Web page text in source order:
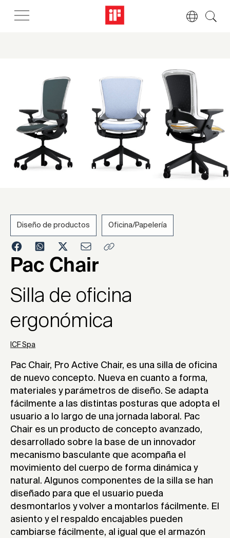
Diseño de productos Oficina/Papelería
Pac Chair
Silla de oficina
ergonómica
ICF Spa
Pac Chair, Pro Active Chair, es una silla de oficina
de nuevo concepto. Nueva en cuanto a forma,
materiales y parámetros de diseño. Se adapta
fácilmente a las distintas posturas que adopta el
usuario a lo largo de una jornada laboral. Pac
Chair es un producto de concepto avanzado,
desarrollado sobre la base de un innovador
mecanismo basculante que acompaña el
movimiento del cuerpo de forma dinámica y
natural. Algunos componentes de la silla se han
diseñado para que el usuario pueda
desmontarlos y volver a montarlos fácilmente. El
asiento y el respaldo encajables pueden
cambiarse fácilmente, al igual que el armazón